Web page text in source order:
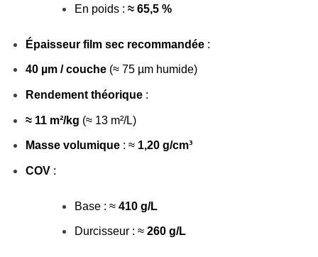
En poids : ≈ 65,5 %
Épaisseur film sec recommandée:
40 µm / couche(≈ 75 µm humide)
Rendement théorique:
≈ 11 m²/kg (≈ 13 m²/L)
Masse volumique: ≈ 1,20 g/cm³
COV:
Base : ≈ 410 g/L
Durcisseur : ≈ 260 g/L